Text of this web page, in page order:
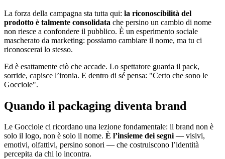
La forza della campagna sta tutta qui: la riconoscibilità del
prodotto è talmente consolidata che persino un cambio di nome
non riesce a confondere il pubblico. È un esperimento sociale
mascherato da marketing: possiamo cambiare il nome, ma tu ci
riconoscerai lo stesso.
Ed è esattamente ciò che accade. Lo spettatore guarda il pack,
sorride, capisce l’ironia. E dentro di sé pensa: "Certo che sono le
Gocciole".
Quando il packaging diventa brand
Le Gocciole ci ricordano una lezione fondamentale: il brand non è
solo il logo, non è solo il nome. È l’insieme dei segni— visivi,
emotivi, olfattivi, persino sonori — che costruiscono l’identità
percepita da chi lo incontra.